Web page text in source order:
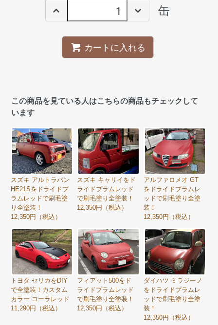
缶
カートに入れる
この商品を見ている人はこちらの商品もチェックして
います
スズキ アルトラパン
HE21Sをドライドプ
ラムレッドで刷毛塗
り全塗装！
12,350円（税込）
スズキ キャリイをド
ライドプラムレッド
で刷毛塗り全塗装！
12,350円（税込）
アルファロメオ GT
をドライドプラムレ
ッドで刷毛塗り全塗
装！
12,350円（税込）
トヨタ セリカをDIY
で全塗装！カスタム
カラー コーラレッド
11,290円（税込）
フィアット500をド
ライドプラムレッド
で刷毛塗り全塗装！
12,350円（税込）
ダイハツ ミラジーノ
をドライドプラムレ
ッドで刷毛塗り全塗
装！
12,350円（税込）